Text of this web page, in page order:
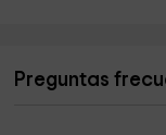
Preguntas